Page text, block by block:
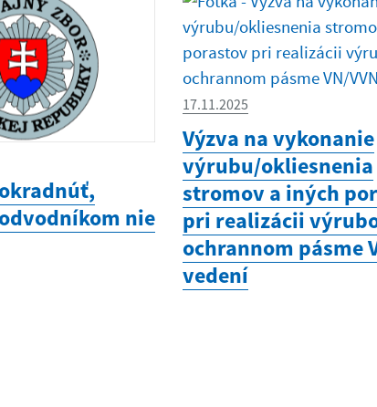
nie
17.11.2025
Výzva na vykonanie
výrubu/okliesnenia
stromov a iných
pri realizácii
ochrannom pásme
vedení